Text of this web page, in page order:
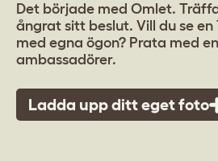
Det började med Omlet.
ångrat sitt beslut. Vill du se en
med egna ögon? Prata med
ambassadörer.
Ladda upp ditt eget foto